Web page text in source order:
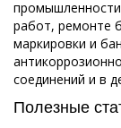
работ, ремонте
маркировки и
соединений и в
Полезные